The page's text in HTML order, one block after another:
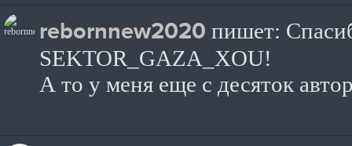
rebornnew2020 пишет:
SEKTOR_GAZA_XOU!
А то у меня еще с десяток